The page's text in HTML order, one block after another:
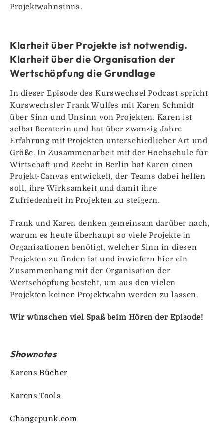
Projektwahnsinns.
Klarheit über Projekte ist notwendig.
Klarheit über die Organisation der
Wertschöpfung die Grundlage
In dieser Episode des Kurswechsel Podcast spricht
Kurswechsler Frank Wulfes mit Karen Schmidt
über Sinn und Unsinn von Projekten. Karen ist
selbst Beraterin und hat über zwanzig Jahre
Erfahrung mit Projekten unterschiedlicher Art und
Größe. In Zusammenarbeit mit der Hochschule für
Wirtschaft und Recht in Berlin hat Karen einen
Projekt-Canvas entwickelt, der Teams dabei helfen
soll, ihre Wirksamkeit und damit ihre
Zufriedenheit in Projekten zu steigern.
Frank und Karen denken gemeinsam darüber nach,
warum es heute überhaupt so viele Projekte in
Organisationen benötigt, welcher Sinn in diesen
Projekten zu finden ist und inwiefern hier ein
Zusammenhang mit der Organisation der
Wertschöpfung besteht, um aus den vielen
Projekten keinen Projektwahn werden zu lassen.
Wir wünschen viel Spaß beim Hören der Episode!
Shownotes
Karens Bücher
Karens Tools
Changepunk.com